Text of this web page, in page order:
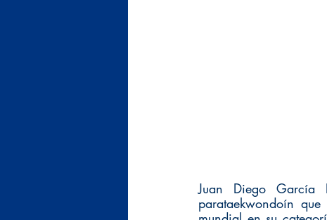
Juan Diego García
parataekwondoín